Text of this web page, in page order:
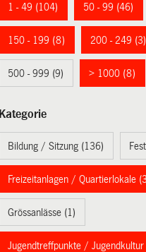
1 - 49 (104) 50 - 99 (46)
150 - 199 (8) 200 - 249 (3)
500 - 999 (9) > 1000 (8)
Kategorie
Bildung / Sitzung (136)
Freizeitanlagen / Quartierlokale
Grössanlässe (1)
Jugendtreffpunkte / Jugendkultur